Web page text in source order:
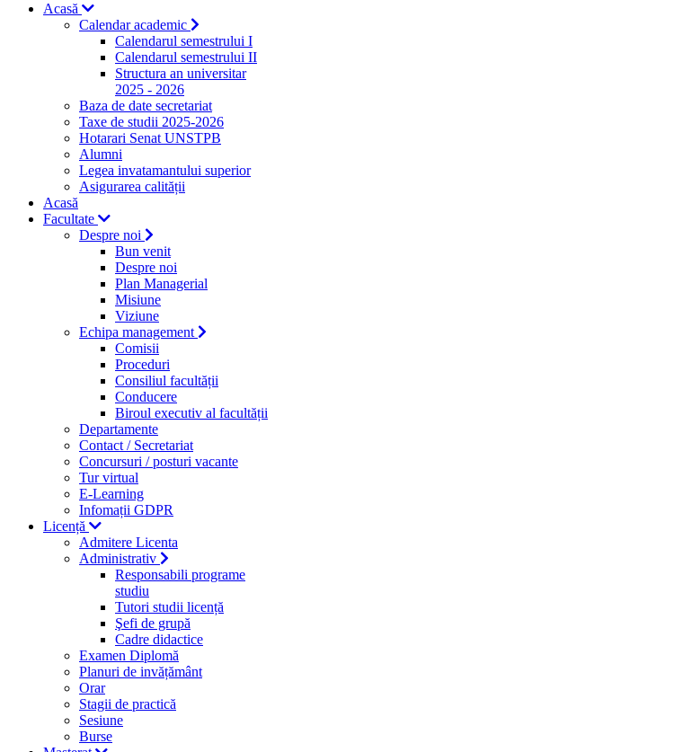
Acasă
Calendar academic
Calendarul semestrului I
Calendarul semestrului II
Structura an universitar
2025 - 2026
Baza de date secretariat
Taxe de studii 2025-2026
Hotarari Senat UNSTPB
Alumni
Legea invatamantului superior
Asigurarea calității
Acasă
Facultate
Despre noi
Bun venit
Despre noi
Plan Managerial
Misiune
Viziune
Echipa management
Comisii
Proceduri
Consiliul facultății
Conducere
Biroul executiv al facultății
Departamente
Contact / Secretariat
Concursuri / posturi vacante
Tur virtual
E-Learning
Infomații GDPR
Licență
Admitere Licenta
Administrativ
Responsabili programe
studiu
Tutori studii licență
Şefi de grupă
Cadre didactice
Examen Diplomă
Planuri de invățământ
Orar
Stagii de practică
Sesiune
Burse